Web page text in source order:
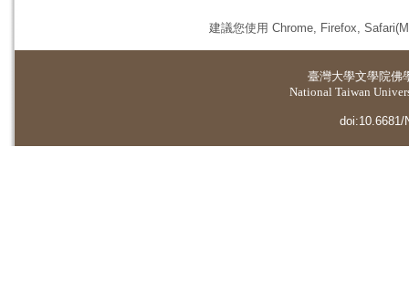
建議您使用 Chrome, Firefox,
臺灣大學文學院佛
National Taiwan
doi:10.6681/